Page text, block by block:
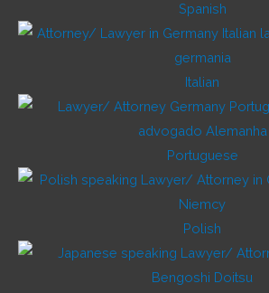
Spanish
Italian
Portuguese
Polish